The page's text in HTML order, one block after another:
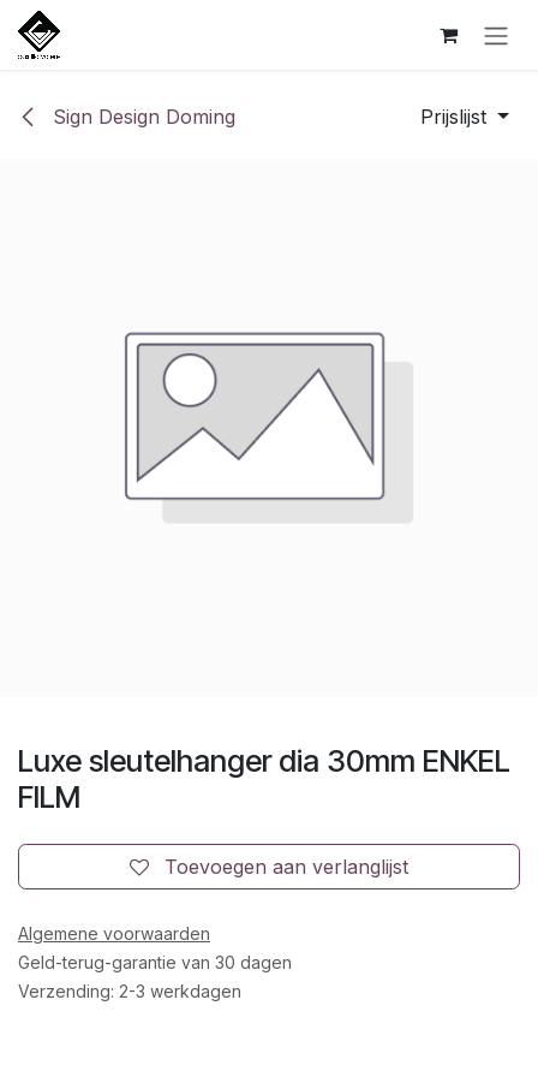
Overslaan naar inhoud
Sign Design Doming Prijslijst
Luxe sleutelhanger dia 30mm ENKEL
FILM
Toevoegen aan verlanglijst
Algemene voorwaarden
Geld-terug-garantie van 30 dagen
Verzending: 2-3 werkdagen